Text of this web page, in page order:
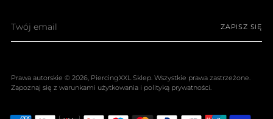
email
ZAPISZ SIĘ
Prawa autorskie © 2026, PiercingXXL Sklep. Wszystkie prawa zastrzeżone.
Zapoznaj się z warunkami użytkowania i polityką prywatności.